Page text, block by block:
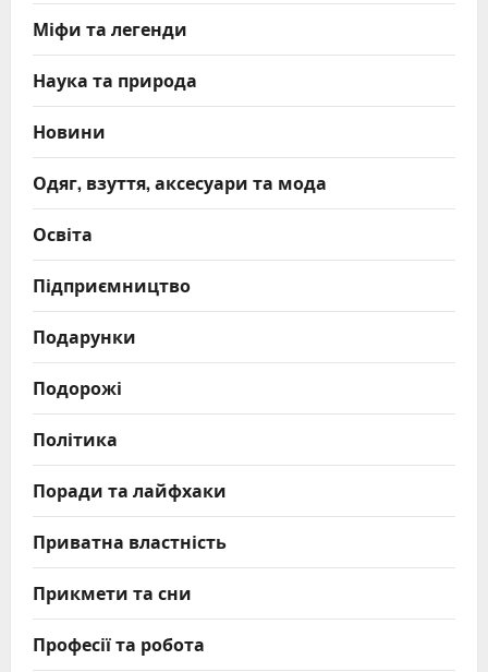
Міфи та легенди
Наука та природа
Новини
Одяг, взуття, аксесуари та мода
Освіта
Підприємництво
Подарунки
Подорожі
Політика
Поради та лайфхаки
Приватна властність
Прикмети та сни
Професії та робота